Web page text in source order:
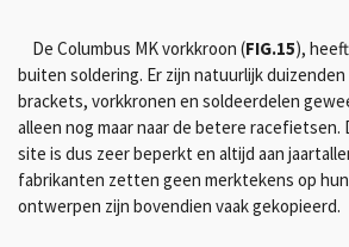
De Columbus MK vorkkroon (FIG.15),
buiten soldering. Er zijn natuurlijk
brackets, vorkkronen en soldeerdelen
alleen nog maar naar de betere racefietsen.
site is dus zeer beperkt en altijd aan
fabrikanten zetten geen merktekens op
ontwerpen zijn bovendien vaak gekopieerd.